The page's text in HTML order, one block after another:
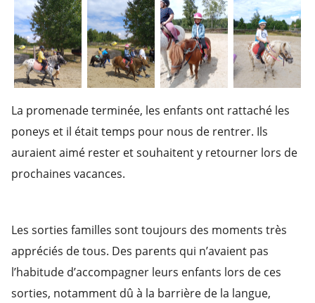
La promenade terminée, les enfants ont rattaché les
poneys et il était temps pour nous de rentrer. Ils
auraient aimé rester et souhaitent y retourner lors de
prochaines vacances.
Les sorties familles sont toujours des moments très
appréciés de tous. Des parents qui n’avaient pas
l’habitude d’accompagner leurs enfants lors de ces
sorties, notamment dû à la barrière de la langue,